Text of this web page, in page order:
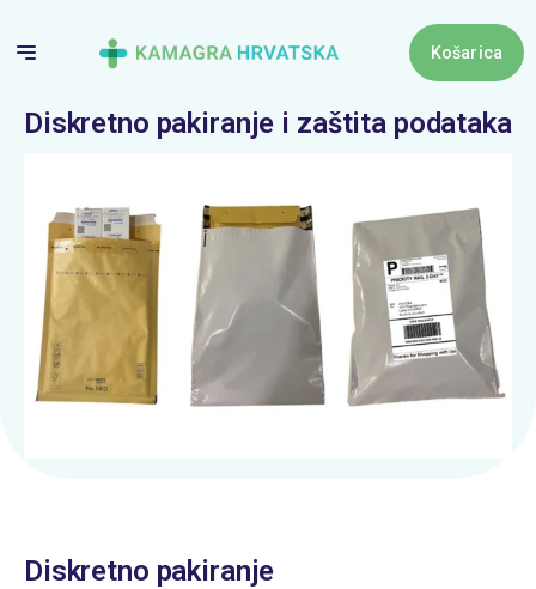
content
Košarica
Nema
Diskretno pakiranje i zaštita podataka
Diskretno pakiranje